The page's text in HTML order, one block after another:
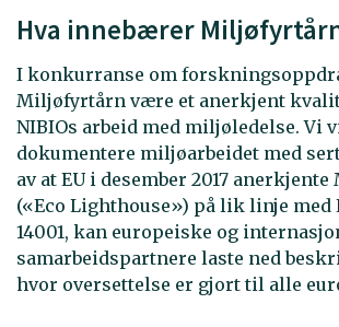
Hva innebærer
I konkurranse om
Miljøfyrtårn være et anerkjent
NIBIOs arbeid med miljøledelse. Vi
dokumentere miljøarbeidet med
av at EU i desember 2017
(«Eco Lighthouse») på lik linje med
14001, kan europeiske og
samarbeidspartnere laste ned
hvor oversettelse er gjort til alle